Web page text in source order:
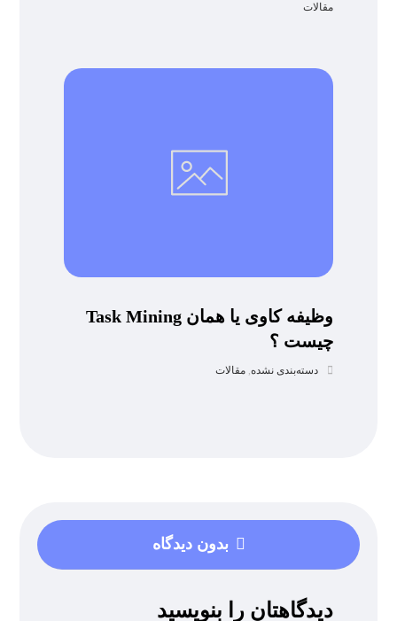
مقالات
وظیفه کاوی یا همان Task Mining
چیست ؟
دسته‌بندی نشده,مقالات
بدون دیدگاه
دیدگاهتان را بنویسید